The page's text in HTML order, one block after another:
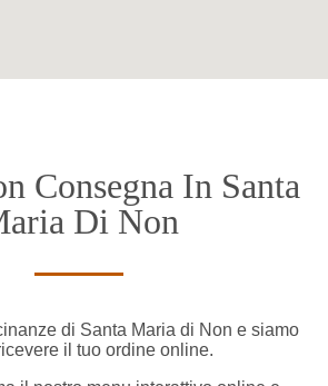
Consegna In Santa
Di Non
di Santa Maria di Non e siamo
il tuo ordine online.